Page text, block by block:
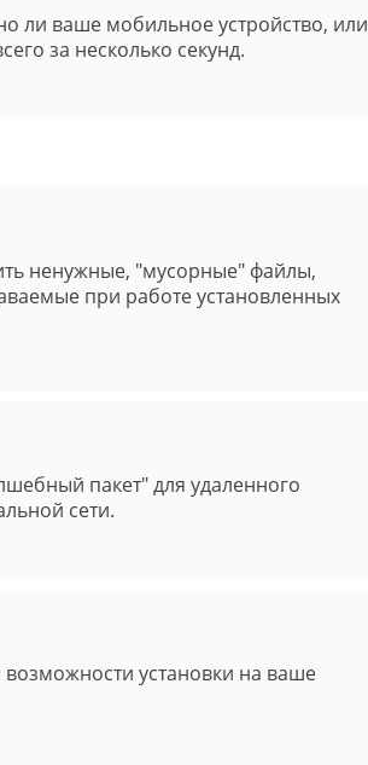
ли ваше мобильное устройство, или
за несколько секунд.
ненужные, "мусорные" файлы,
при работе установленных
пакет" для удаленного
сети.
установки на ваше